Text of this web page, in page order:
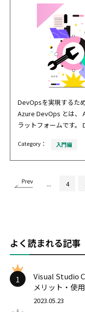
DevOpsを実現するた
Azure DevOps とは、
ラットフォームです。
Category： 入門編
... 4
よく読まれる記事
1
Visual Studio
メリット・使
2023.05.23